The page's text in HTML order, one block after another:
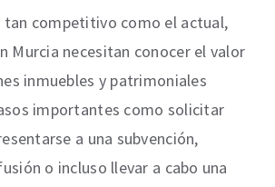
tan competitivo como el actual,
Murcia necesitan conocer el valor
inmuebles y patrimoniales
importantes como solicitar
a una subvención,
o incluso llevar a cabo una